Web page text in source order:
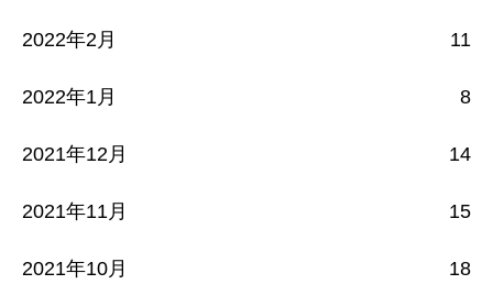
2022年2月 11
2022年1月 8
2021年12月 14
2021年11月 15
2021年10月 18